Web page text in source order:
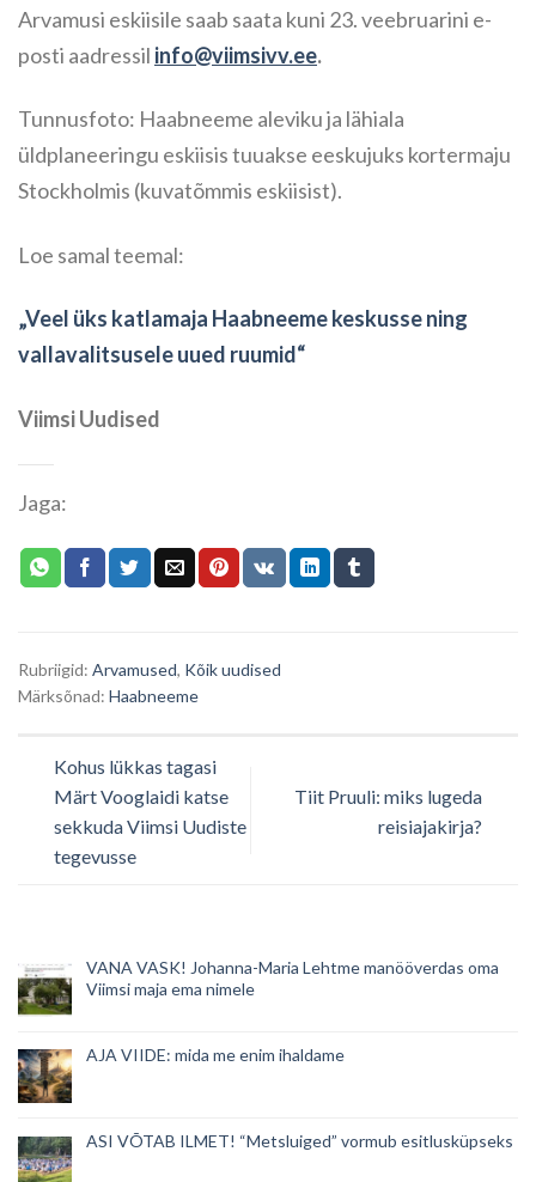
Arvamusi eskiisile saab saata kuni 23. veebruarini e-
posti aadressil info@viimsivv.ee.
Tunnusfoto: Haabneeme aleviku ja lähiala
üldplaneeringu eskiisis tuuakse eeskujuks kortermaju
Stockholmis (kuvatõmmis eskiisist).
Loe samal teemal:
„Veel üks katlamaja Haabneeme keskusse ning
vallavalitsusele uued ruumid“
Viimsi Uudised
Jaga:
Rubriigid: Arvamused, Kõik uudised
Märksõnad: Haabneeme
Kohus lükkas tagasi
Märt Vooglaidi katse
sekkuda Viimsi Uudiste
tegevusse
Tiit Pruuli: miks lugeda
reisiajakirja?
VANA VASK! Johanna-Maria Lehtme manööverdas oma
Viimsi maja ema nimele
AJA VIIDE: mida me enim ihaldame
ASI VÕTAB ILMET! “Metsluiged” vormub esitlusküpseks